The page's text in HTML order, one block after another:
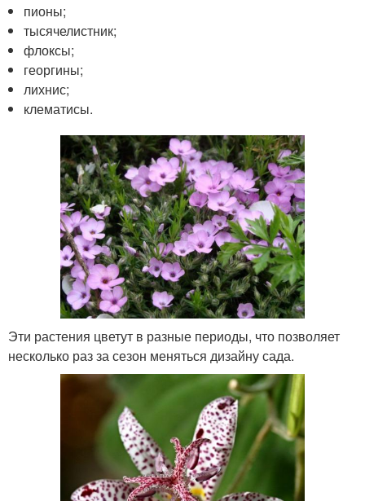
пионы;
тысячелистник;
флоксы;
георгины;
лихнис;
клематисы.
Эти растения цветут в разные периоды, что позволяет
несколько раз за сезон меняться дизайну сада.